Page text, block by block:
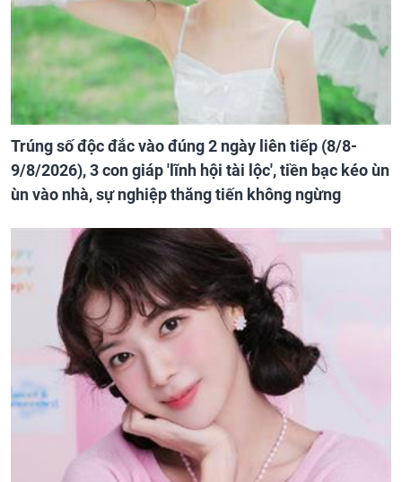
Trúng số độc đắc vào đúng 2 ngày liên tiếp (8/8-
9/8/2026), 3 con giáp 'lĩnh hội tài lộc', tiền bạc kéo ùn
ùn vào nhà, sự nghiệp thăng tiến không ngừng